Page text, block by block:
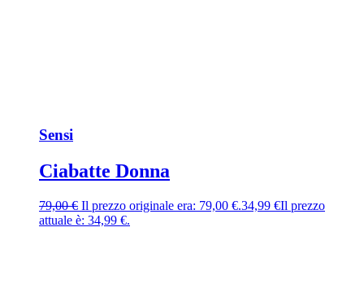
Sensi
Ciabatte Donna
79,00€ Il prezzo originale era: 79,00 €.34,99 €Il prezzo
attuale è: 34,99 €.